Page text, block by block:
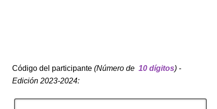
Código del participante (Número de 10 dígitos) -
Edición 2023-2024: